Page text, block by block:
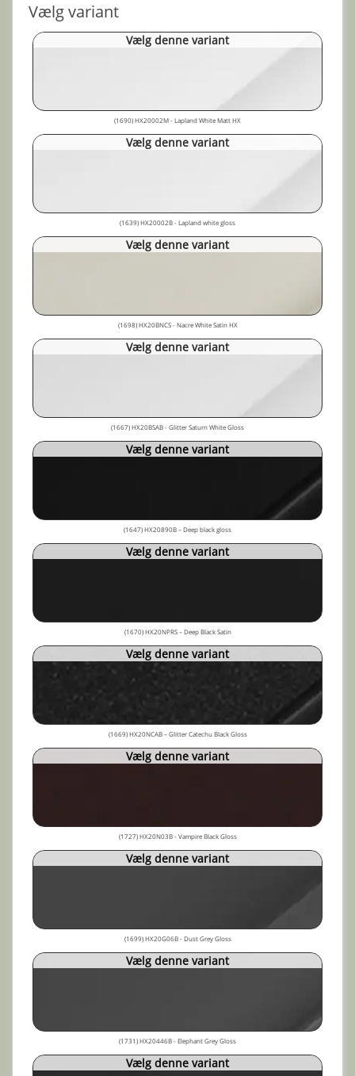
Vælg variant
Vælg denne variant
(1690) HX20002M - Lapland White Matt HX
Vælg denne variant
(1639) HX20002B - Lapland white gloss
Vælg denne variant
(1698) HX20BNCS - Nacre White Satin HX
Vælg denne variant
(1667) HX20BSAB - Glitter Saturn White Gloss
Vælg denne variant
(1647) HX20890B – Deep black gloss
Vælg denne variant
(1670) HX20NPRS – Deep Black Satin
Vælg denne variant
(1669) HX20NCAB – Glitter Catechu Black Gloss
Vælg denne variant
(1727) HX20N03B - Vampire Black Gloss
Vælg denne variant
(1699) HX20G06B - Dust Grey Gloss
Vælg denne variant
(1731) HX20446B - Elephant Grey Gloss
Vælg denne variant